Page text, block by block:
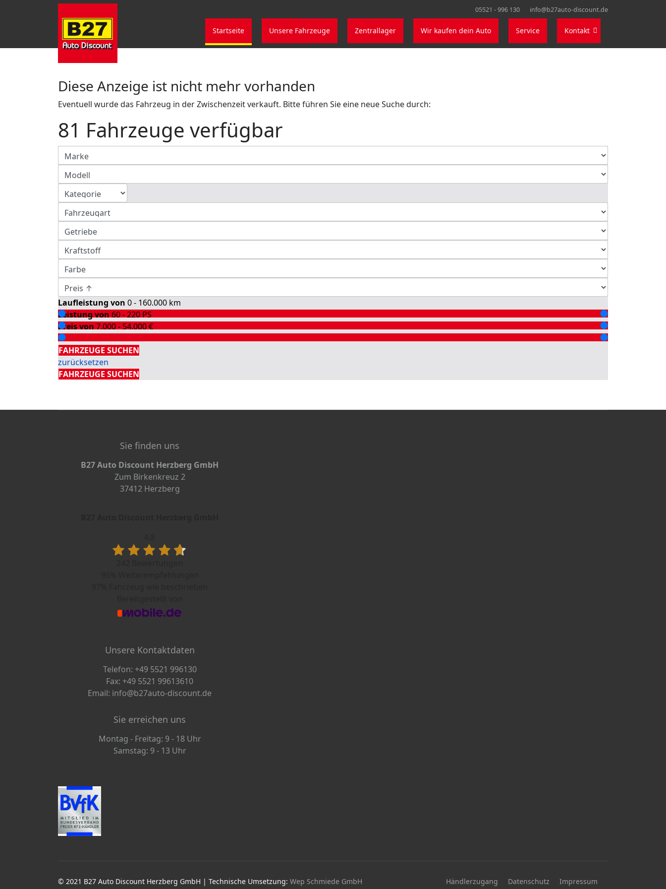
05521 - 996 130 info@b27auto-discount.de
Startseite Unsere Fahrzeuge Zentrallager Wir kaufen dein Auto Service Kontakt
Diese Anzeige ist nicht mehr vorhanden
Eventuell wurde das Fahrzeug in der Zwischenzeit verkauft. Bitte führen Sie eine neue Suche durch:
81 Fahrzeuge verfügbar
Laufleistung von 0 - 160.000 km
Leistung von 60 - 220 PS
Preis von 7.000 - 54.000€
Detailsuche
FAHRZEUGE SUCHEN
zurücksetzen
FAHRZEUGE SUCHEN
Sie finden uns
B27 Auto Discount Herzberg GmbH
Zum Birkenkreuz 2
37412 Herzberg
Unsere Kontaktdaten
Telefon: +49 5521 996130
Fax: +49 5521 99613610
Email: info@b27auto-discount.de
Sie erreichen uns
Montag - Freitag: 9 - 18 Uhr
Samstag: 9 - 13 Uhr
© 2021 B27 Auto Discount Herzberg GmbH | Technische Umsetzung: Wep Schmiede GmbH Händlerzugang Datenschutz Impressum